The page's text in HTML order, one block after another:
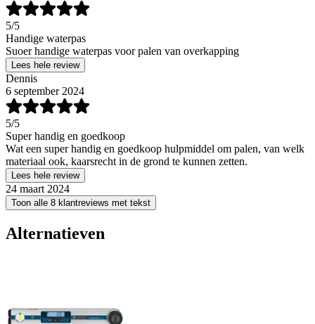
5/5
Handige waterpas
Suoer handige waterpas voor palen van overkapping
Lees hele review
Dennis
6 september 2024
5/5
Super handig en goedkoop
Wat een super handig en goedkoop hulpmiddel om palen, van welk
materiaal ook, kaarsrecht in de grond te kunnen zetten.
Lees hele review
24 maart 2024
Toon alle 8 klantreviews met tekst
Alternatieven